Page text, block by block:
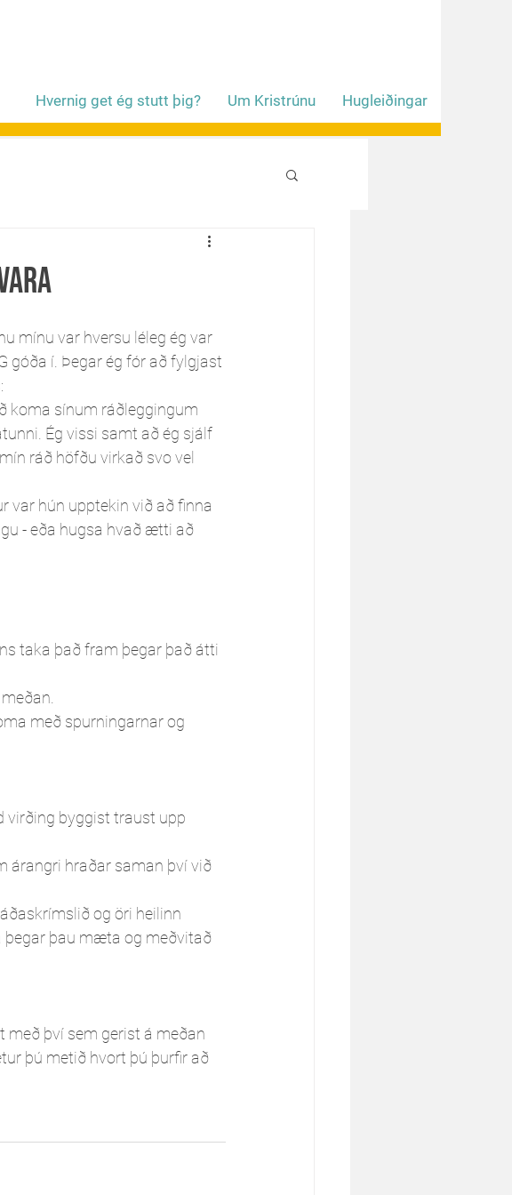
Hvernig get ég stutt þig? Um Kristrúnu Hugleiðingar
mínu var hversu léleg ég var
góða í. Þegar ég fór að fylgjast
koma sínum ráðleggingum
Ég vissi samt að ég sjálf
ráð höfðu virkað svo vel
var hún upptekin við að finna
- eða hugsa hvað ætti að
taka það fram þegar það átti
með spurningarnar og
virðing byggist traust upp
árangri hraðar saman því við
og öri heilinn
þegar þau mæta og meðvitað
því sem gerist á meðan
þú metið hvort þú þurfir að